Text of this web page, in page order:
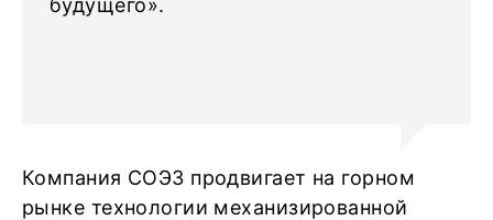
будущего».
Компания СОЭЗ продвигает на горном
рынке технологии механизированной